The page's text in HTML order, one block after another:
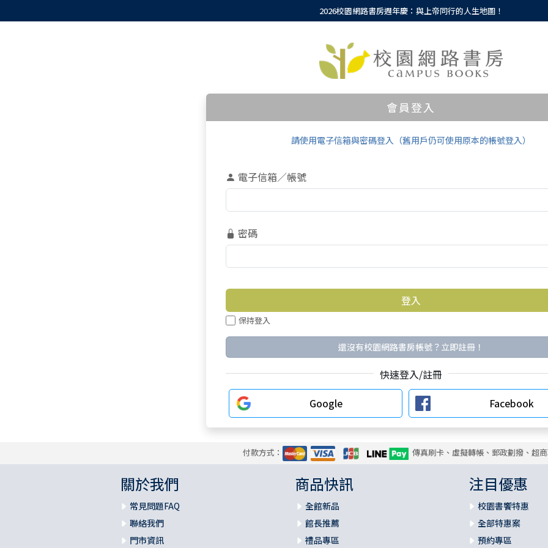
2026校園網路書房週年慶：與上帝同行的人生地圖！
會員登入
請使用電子信箱與密碼登入（舊用戶仍可使用原本的帳號登入）
電子信箱／帳號
密碼
保持登入
還沒有校園網路書房帳號？立即註冊！
快速登入/註冊
Google
Facebook
付款方式： 傳真刷卡、虛擬轉帳、郵政劃撥、超
關於我們
常見問題FAQ
聯絡我們
門市資訊
商品快訊
全館新品
館長推薦
禮品專區
注目優惠
校園書饗特惠
全部特惠案
預約專區